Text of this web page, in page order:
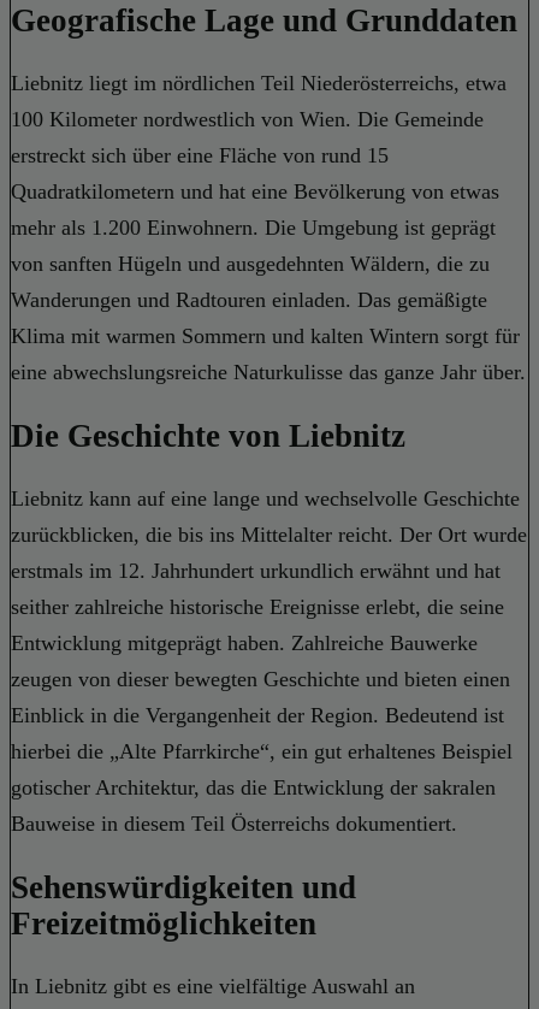
Geografische Lage und Grunddaten
Liebnitz liegt im nördlichen Teil Niederösterreichs, etwa
100 Kilometer nordwestlich von Wien. Die Gemeinde
erstreckt sich über eine Fläche von rund 15
Quadratkilometern und hat eine Bevölkerung von etwas
mehr als 1.200 Einwohnern. Die Umgebung ist geprägt
von sanften Hügeln und ausgedehnten Wäldern, die zu
Wanderungen und Radtouren einladen. Das gemäßigte
Klima mit warmen Sommern und kalten Wintern sorgt für
eine abwechslungsreiche Naturkulisse das ganze Jahr über.
Die Geschichte von Liebnitz
Liebnitz kann auf eine lange und wechselvolle Geschichte
zurückblicken, die bis ins Mittelalter reicht. Der Ort wurde
erstmals im 12. Jahrhundert urkundlich erwähnt und hat
seither zahlreiche historische Ereignisse erlebt, die seine
Entwicklung mitgeprägt haben. Zahlreiche Bauwerke
zeugen von dieser bewegten Geschichte und bieten einen
Einblick in die Vergangenheit der Region. Bedeutend ist
hierbei die „Alte Pfarrkirche“, ein gut erhaltenes Beispiel
gotischer Architektur, das die Entwicklung der sakralen
Bauweise in diesem Teil Österreichs dokumentiert.
Sehenswürdigkeiten und
Freizeitmöglichkeiten
In Liebnitz gibt es eine vielfältige Auswahl an